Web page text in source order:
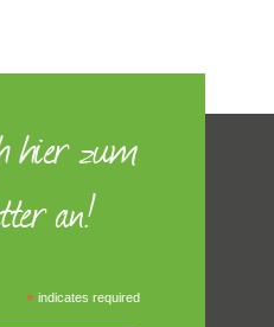
hier zum
an!
* indicates required